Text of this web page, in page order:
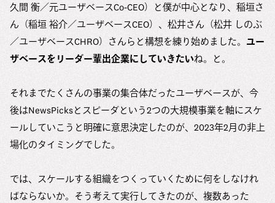
久間 衡／元ユーザベースCo-CEO）と僕が中心となり、稲垣さ
ん（稲垣 裕介／ユーザベースCEO）、松井さん（松井 しのぶ
／ユーザベースCHRO）さんらと構想を練り始めました。 ユー
ザベースをリーダー輩出企業にしていきたいね。と。
それまでたくさんの事業の集合体だったユーザベースが、今
後はNewsPicksとスピーダという2つの大規模事業を軸にスケ
ールしていこうと明確に意思決定したのが、2023年2月の非上
場化のタイミングでした。
では、スケールする組織をつくっていくために何をしなけれ
ばならないか。そう考えて実行してきたのが、複数あった